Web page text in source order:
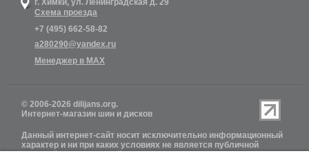
Схема проезда
+7 (495) 662-58-82
a280290@yandex.ru
Менеджер в MAX
© 2006-2026 dilijans.org.
Интернет-магазин шин и дисков
Данный интернет-сайт носит исключительно информационный
характер и ни при каких условиях не является публичной
офертой, определяемой положениями Статьи 437 (2)